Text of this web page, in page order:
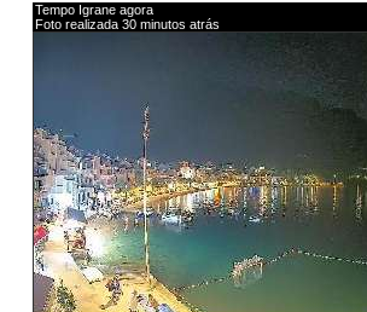
Tempo Igrane agora
Foto realizada 30 minutos atrás